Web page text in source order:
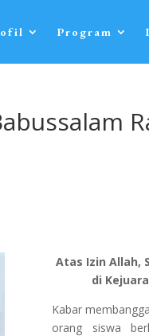
Program
Atas Izin Allah,
di
Kabar
orang siswa